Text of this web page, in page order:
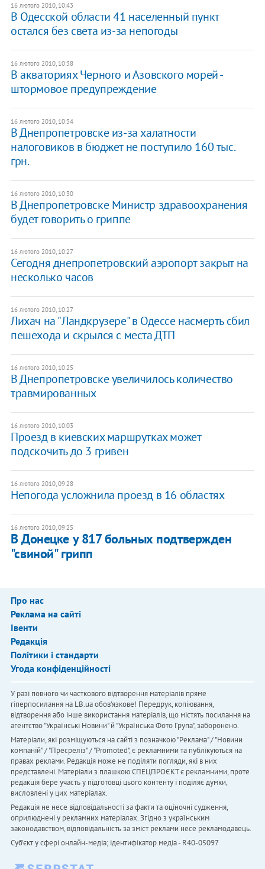
16 лютого 2010, 10:43
В Одесской области 41 населенный пункт
остался без света из-за непогоды
16 лютого 2010, 10:38
В акваториях Черного и Азовского морей -
штормовое предупреждение
16 лютого 2010, 10:34
В Днепропетровске из-за халатности
налоговиков в бюджет не поступило 160 тыс.
грн.
16 лютого 2010, 10:30
В Днепропетровске Министр здравоохранения
будет говорить о гриппе
16 лютого 2010, 10:27
Сегодня днепропетровский аэропорт закрыт на
несколько часов
16 лютого 2010, 10:27
Лихач на "Ландкрузере" в Одессе насмерть сбил
пешехода и скрылся с места ДТП
16 лютого 2010, 10:25
В Днепропетровске увеличилось количество
травмированных
16 лютого 2010, 10:03
Проезд в киевских маршрутках может
подскочить до 3 гривен
16 лютого 2010, 09:28
Непогода усложнила проезд в 16 областях
16 лютого 2010, 09:25
В Донецке у 817 больных подтвержден
"свиной" грипп
Про нас
Реклама на сайті
Івенти
Редакція
Політики і стандарти
Угода конфіденційності
У разі повного чи часткового відтворення матеріалів пряме
гіперпосилання на LB.ua обов'язкове! Передрук, копіювання,
відтворення або інше використання матеріалів, що містять посилання на
агентство "Українськi Новини" й "Українська Фото Група", заборонено.
Матеріали, які розміщуються на сайті з позначкою "Реклама" / "Новини
компаній" / "Пресреліз" / "Promoted", є рекламними та публікуються на
правах реклами. Редакція може не поділяти погляди, які в них
представлені. Матеріали з плашкою СПЕЦПРОЄКТ є рекламними, проте
редакція бере участь у підготовці цього контенту і поділяє думки,
висловлені у цих матеріалах.
Редакція не несе відповідальності за факти та оціночні судження,
оприлюднені у рекламних матеріалах. Згідно з українським
законодавством, відповідальність за зміст реклами несе рекламодавець.
Cуб'єкт у сфері онлайн-медіа; ідентифікатор медіа - R40-05097